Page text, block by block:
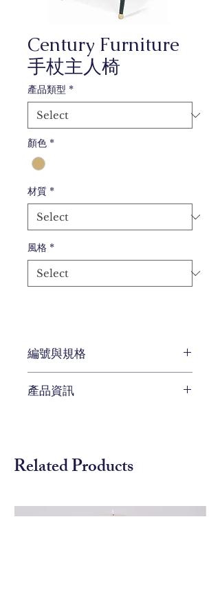
Century Furniture
手杖主人椅
產品類型 *
顏色 *
材質 *
風格 *
編號與規格
編號 CEN-3629-71156L38-45
產品資訊
雕刻。
Related Products